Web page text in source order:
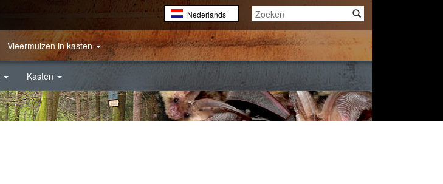
Nederlands
English
Français
Vleermuizen in kasten
Kasten